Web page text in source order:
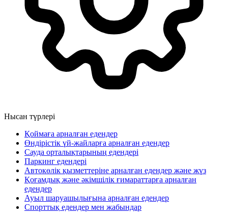
Нысан түрлері
Қоймаға арналған едендер
Өндірістік үй-жайларға арналған едендер
Сауда орталықтарының едендері
Паркинг едендері
Автокөлік қызметтеріне арналған едендер және жүз
Қоғамдық және әкімшілік ғимараттарға арналған
едендер
Ауыл шаруашылығына арналған едендер
Спорттық едендер мен жабындар